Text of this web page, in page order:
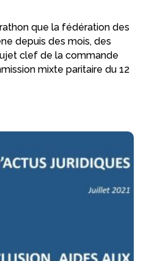
que la fédération des
depuis des mois, des
clef de la commande
mixte paritaire du 12